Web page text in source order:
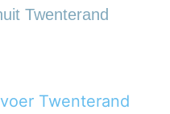
Twenterand
Twenterand